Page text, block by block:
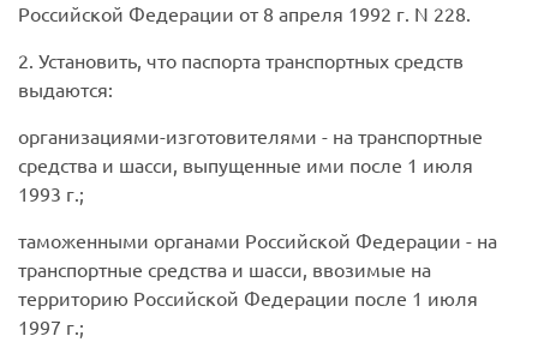
Российской Федерации от 8 апреля 1992 г. N 228.
2. Установить, что паспорта транспортных средств
выдаются:
организациями-изготовителями - на транспортные
средства и шасси, выпущенные ими после 1 июля
1993 г.;
таможенными органами Российской Федерации - на
транспортные средства и шасси, ввозимые на
территорию Российской Федерации после 1 июля
1997 г.;